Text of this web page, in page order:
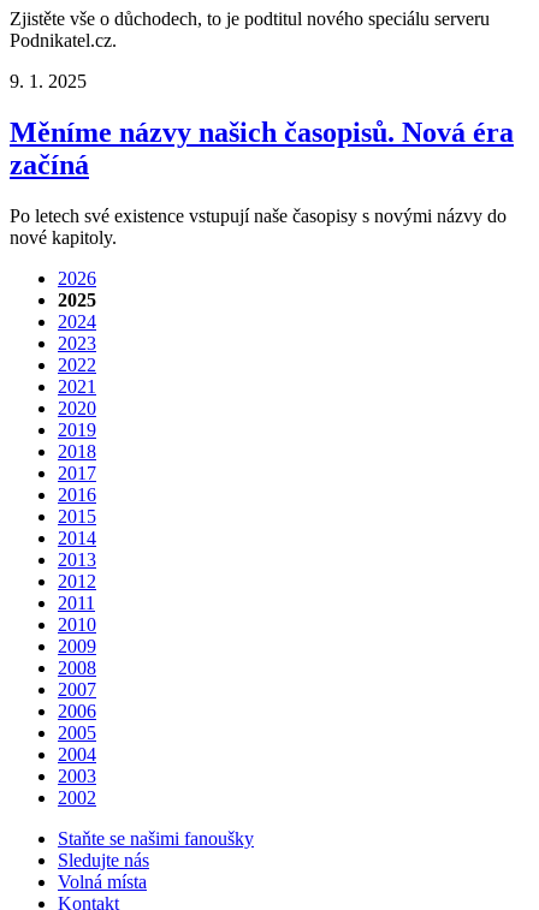
Zjistěte vše o důchodech, to je podtitul nového speciálu serveru
Podnikatel.cz.
9. 1. 2025
Měníme názvy našich časopisů. Nová éra
začíná
Po letech své existence vstupují naše časopisy s novými názvy do
nové kapitoly.
2026
2025
2024
2023
2022
2021
2020
2019
2018
2017
2016
2015
2014
2013
2012
2011
2010
2009
2008
2007
2006
2005
2004
2003
2002
Staňte se našimi fanoušky
Sledujte nás
Volná místa
Kontakt